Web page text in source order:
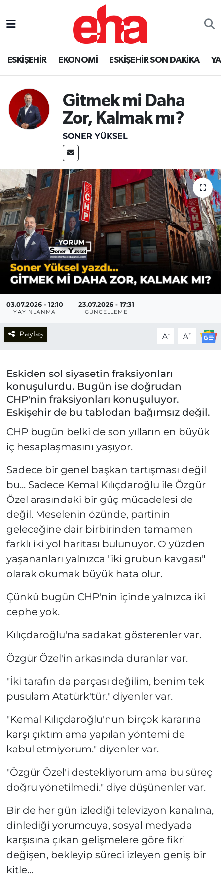
ESKİŞEHİR EKONOMİ ESKİŞEHİR SON DAKİKA
Gitmek mi Daha
Zor, Kalmak mı?
SONER YÜKSEL
03.07.2026 - 12:10
YAYINLANMA
23.07.2026 - 17:31
GÜNCELLEME
Paylaş A- A+
Eskiden sol siyasetin fraksiyonları
konuşulurdu. Bugün ise doğrudan
CHP'nin fraksiyonları konuşuluyor.
Eskişehir de bu tablodan bağımsız değil.
CHP bugün belki de son yılların en büyük
iç hesaplaşmasını yaşıyor.
Sadece bir genel başkan tartışması değil
bu... Sadece Kemal Kılıçdaroğlu ile Özgür
Özel arasındaki bir güç mücadelesi de
değil. Meselenin özünde, partinin
geleceğine dair birbirinden tamamen
farklı iki yol haritası bulunuyor. O yüzden
yaşananları yalnızca "iki grubun kavgası"
olarak okumak büyük hata olur.
Çünkü bugün CHP'nin içinde yalnızca iki
cephe yok.
Kılıçdaroğlu'na sadakat gösterenler var.
Özgür Özel'in arkasında duranlar var.
"İki tarafın da parçası değilim, benim tek
pusulam Atatürk'tür." diyenler var.
"Kemal Kılıçdaroğlu'nun birçok kararına
karşı çıktım ama yapılan yöntemi de
kabul etmiyorum." diyenler var.
"Özgür Özel'i destekliyorum ama bu süreç
doğru yönetilmedi." diye düşünenler var.
Bir de her gün izlediği televizyon kanalına,
dinlediği yorumcuya, sosyal medyada
karşısına çıkan gelişmelere göre fikri
değişen, bekleyip süreci izleyen geniş bir
kitle...